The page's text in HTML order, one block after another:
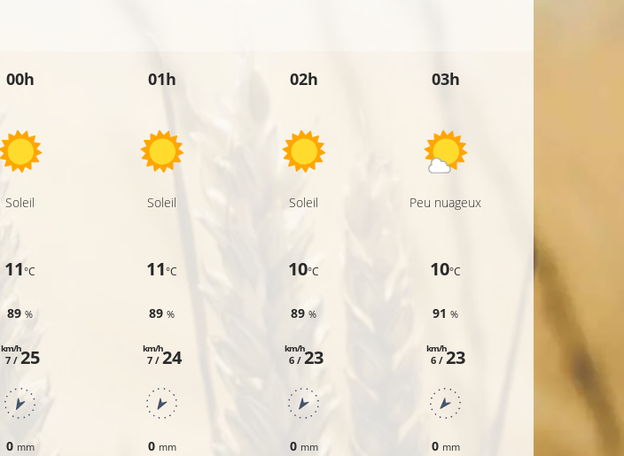
00h
Soleil
11°C
89%
7 /
km/h25
0 mm
01h
Soleil
11°C
89%
7 /
km/h24
0 mm
02h
Soleil
10°C
89%
6 /
km/h23
0 mm
03h
Peu nuageux
10°C
91%
6 /
km/h23
0 mm
23